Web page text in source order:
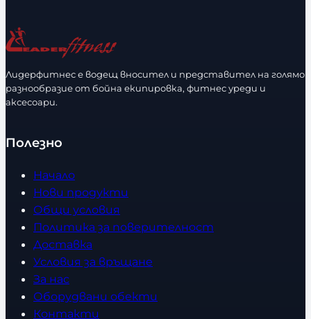
Лидерфитнес е водещ вносител и представител на голямо
разнообразие от бойна екипировка, фитнес уреди и
аксесоари.
Полезно
Начало
Нови продукти
Общи условия
Политика за поверителност
Доставка
Условия за връщане
За нас
Оборудвани обекти
Контакти